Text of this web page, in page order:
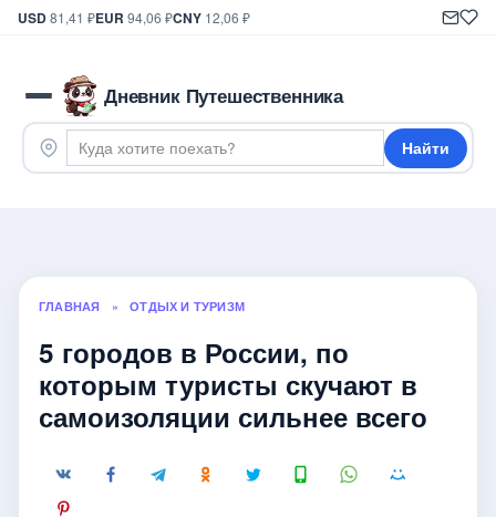
USD81,41 ₽EUR 94,06 ₽CNY 12,06 ₽
Дневник Путешественника
Найти
ГЛАВНАЯ » ОТДЫХ И ТУРИЗМ
5 городов в России, по
которым туристы скучают в
самоизоляции сильнее всего